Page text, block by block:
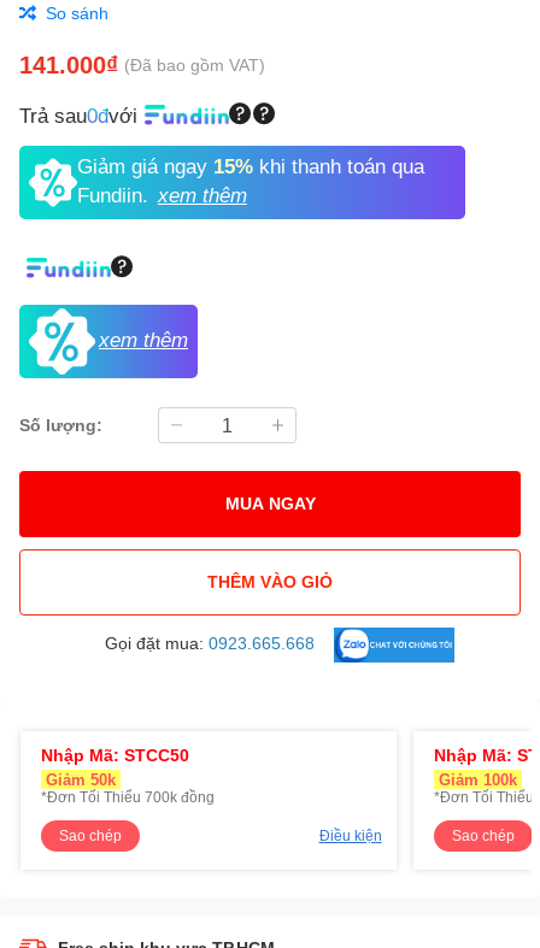
So sánh
141.000₫ (Đã bao gồm VAT)
Trả sau0đvới
Giảm giá ngay 15%khi thanh toán qua
Fundiin. xem thêm
xem thêm
Số lượng:
MUA NGAY
THÊM VÀO GIỎ
Gọi đặt mua: 0923.665.668
Nhập Mã: STCC50
Giảm 50k
*Đơn Tối Thiểu 700k đồng
Sao chép Điều kiện
Nhập Mã:
Giảm 100k
*Đơn Tối Thiểu
Sao chép